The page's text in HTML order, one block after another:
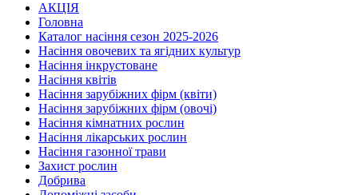
АКЦІЯ
Головна
Каталог насіння сезон 2025-2026
Насіння овочевих та ягідних культур
Насіння інкрустоване
Насіння квітів
Насіння зарубіжних фірм (квіти)
Насіння зарубіжних фірм (овочі)
Насіння кімнатних рослин
Насіння лікарських рослин
Насіння газонної трави
Захист рослин
Добрива